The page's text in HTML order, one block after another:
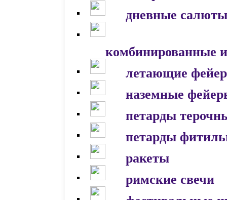
дневные салюты
комбинированные
летающие
наземные
петарды
петарды
ракеты
римские свечи